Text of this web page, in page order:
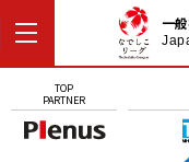
一
TOP
PARTNER